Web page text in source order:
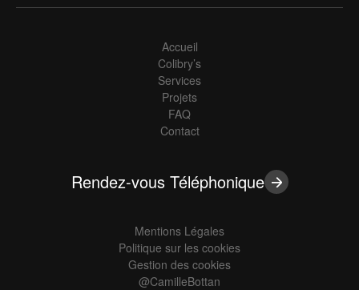
Accueil
Colibry’s
Services
Projets
FAQ
Contact
Rendez-vous Téléphonique
Mentions Légales
Politique sur les cookies
Gestion des cookies
@CamilleBottan